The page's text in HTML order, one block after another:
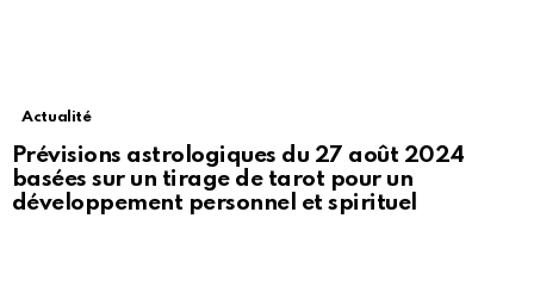
Actualité
Prévisions astrologiques du 27 août 2024
basées sur un tirage de tarot pour un
développement personnel et spirituel